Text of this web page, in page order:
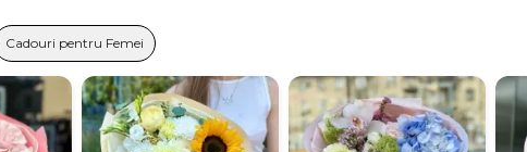
Cadouri pentru Femei